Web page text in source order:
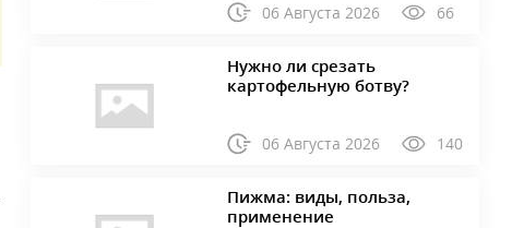
06 Августа 2026 66
Нужно ли срезать
картофельную ботву?
06 Августа 2026 140
Пижма: виды, польза,
применение